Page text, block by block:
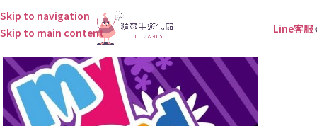
Skip to navigation
Skip to main content
Line客服